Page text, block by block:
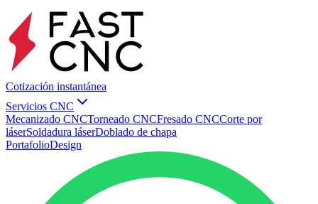
Cotización instantánea
Servicios CNC
Mecanizado CNCTorneado CNCFresado CNCCorte por
láserSoldadura láserDoblado de chapa
PortafolioDesign